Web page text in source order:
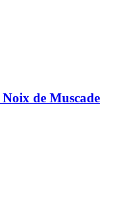
Noix de Muscade